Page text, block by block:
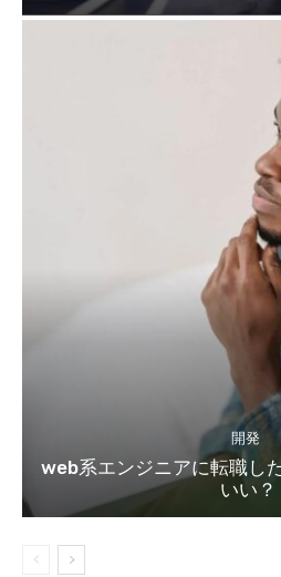
開発
web系エンジニアに転職し
いい？